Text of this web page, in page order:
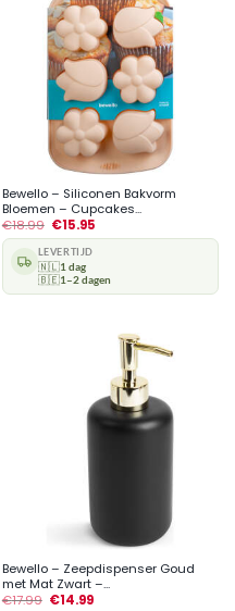
Bewello – Siliconen Bakvorm
Bloemen – Cupcakes...
€18.99 €15.95
LEVERTIJD
🇳🇱1 dag
🇧🇪1–2 dagen
Bewello – Zeepdispenser Goud
met Mat Zwart –...
€17.99 €14.99